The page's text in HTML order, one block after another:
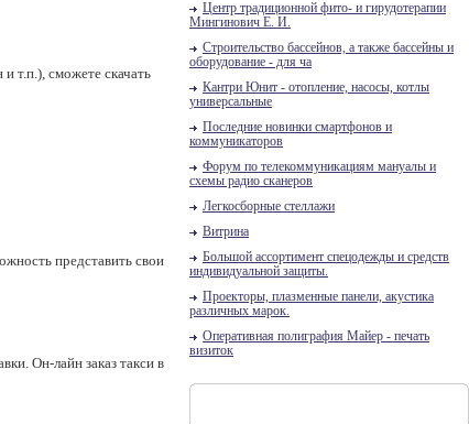
т.п.), сможете скачать
представить свои
Он-лайн заказ такси в
Центр традиционной фито- и гирудотерапии
Мингинович Е. И.
Строительство бассейнов, а также бассейны и
оборудование - для ча
Кантри Юнит - отопление, насосы, котлы
универсальные
Последние новинки смартфонов и
коммуникаторов
Форум по телекоммуникациям мануалы и
схемы радио сканеров
Легкосборные стеллажи
Витрина
Большой ассортимент спецодежды и средств
индивидуальной защиты.
Проекторы, плазменные панели, акустика
различных марок.
Оперативная полиграфия Майер - печать
визиток